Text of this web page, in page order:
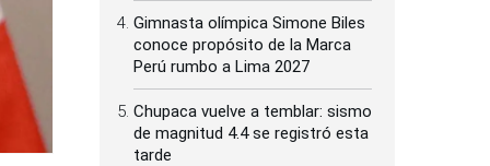
Gimnasta olímpica Simone Biles
conoce propósito de la Marca
Perú rumbo a Lima 2027
Chupaca vuelve a temblar: sismo
de magnitud 4.4 se registró esta
tarde